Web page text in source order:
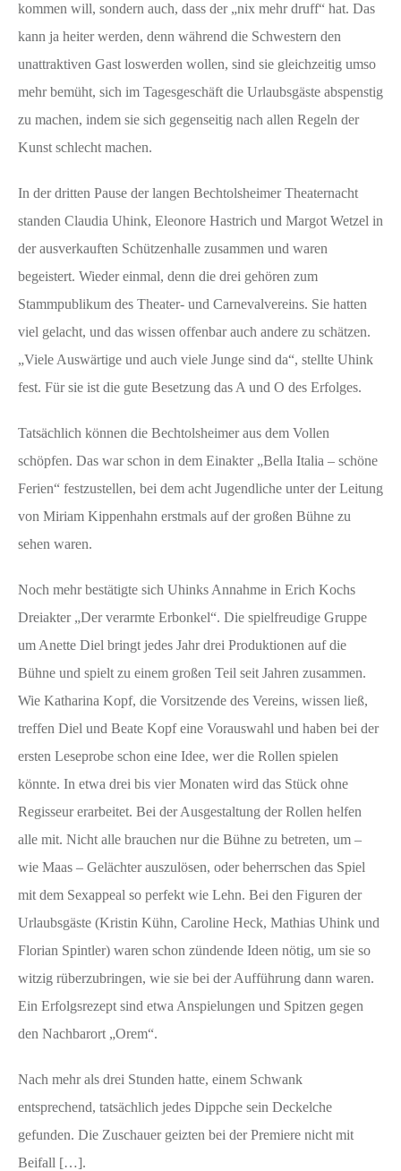
kommen will, sondern auch, dass der „nix mehr druff“ hat. Das
kann ja heiter werden, denn während die Schwestern den
unattraktiven Gast loswerden wollen, sind sie gleichzeitig umso
mehr bemüht, sich im Tagesgeschäft die Urlaubsgäste abspenstig
zu machen, indem sie sich gegenseitig nach allen Regeln der
Kunst schlecht machen.
In der dritten Pause der langen Bechtolsheimer Theaternacht
standen Claudia Uhink, Eleonore Hastrich und Margot Wetzel in
der ausverkauften Schützenhalle zusammen und waren
begeistert. Wieder einmal, denn die drei gehören zum
Stammpublikum des Theater- und Carnevalvereins. Sie hatten
viel gelacht, und das wissen offenbar auch andere zu schätzen.
„Viele Auswärtige und auch viele Junge sind da“, stellte Uhink
fest. Für sie ist die gute Besetzung das A und O des Erfolges.
Tatsächlich können die Bechtolsheimer aus dem Vollen
schöpfen. Das war schon in dem Einakter „Bella Italia – schöne
Ferien“ festzustellen, bei dem acht Jugendliche unter der Leitung
von Miriam Kippenhahn erstmals auf der großen Bühne zu
sehen waren.
Noch mehr bestätigte sich Uhinks Annahme in Erich Kochs
Dreiakter „Der verarmte Erbonkel“. Die spielfreudige Gruppe
um Anette Diel bringt jedes Jahr drei Produktionen auf die
Bühne und spielt zu einem großen Teil seit Jahren zusammen.
Wie Katharina Kopf, die Vorsitzende des Vereins, wissen ließ,
treffen Diel und Beate Kopf eine Vorauswahl und haben bei der
ersten Leseprobe schon eine Idee, wer die Rollen spielen
könnte. In etwa drei bis vier Monaten wird das Stück ohne
Regisseur erarbeitet. Bei der Ausgestaltung der Rollen helfen
alle mit. Nicht alle brauchen nur die Bühne zu betreten, um –
wie Maas – Gelächter auszulösen, oder beherrschen das Spiel
mit dem Sexappeal so perfekt wie Lehn. Bei den Figuren der
Urlaubsgäste (Kristin Kühn, Caroline Heck, Mathias Uhink und
Florian Spintler) waren schon zündende Ideen nötig, um sie so
witzig rüberzubringen, wie sie bei der Aufführung dann waren.
Ein Erfolgsrezept sind etwa Anspielungen und Spitzen gegen
den Nachbarort „Orem“.
Nach mehr als drei Stunden hatte, einem Schwank
entsprechend, tatsächlich jedes Dippche sein Deckelche
gefunden. Die Zuschauer geizten bei der Premiere nicht mit
Beifall […].